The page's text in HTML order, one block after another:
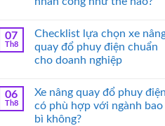
07
Th8
Checklist lựa chọn xe
quay đổ phuy điện chuẩn
cho doanh nghiệp
06
Th8
Xe nâng quay đổ phuy điện
có phù hợp với ngành bao
bì không?